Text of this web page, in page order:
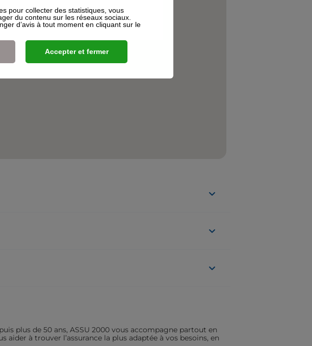
plus de 50 ans, ASSU 2000 vous accompagne partout en
aider à trouver l’assurance la plus adaptée à vos besoins, en
pour collecter des statistiques, vous
du contenu sur les réseaux sociaux.
d’avis à tout moment en cliquant sur le
Accepter et fermer